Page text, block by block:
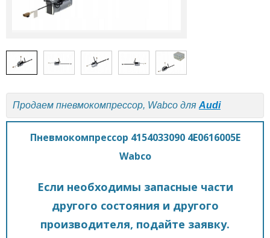
Продаем пневмокомпрессор, Wabco для Audi
Пневмокомпрессор 4154033090 4E0616005E
Wabco
Если необходимы запасные части
другого состояния и другого
производителя, подайте заявку.